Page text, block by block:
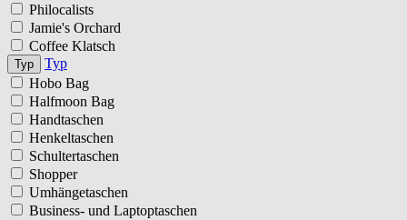
Philocalists
Jamie's Orchard
Coffee Klatsch
Typ
Typ
Hobo Bag
Halfmoon Bag
Handtaschen
Henkeltaschen
Schultertaschen
Shopper
Umhängetaschen
Business- und Laptoptaschen